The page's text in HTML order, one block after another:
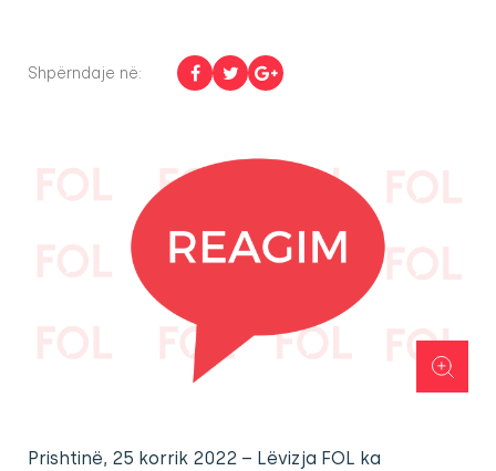
Shpërndaje në:
Prishtinë, 25 korrik 2022 – Lëvizja FOL ka